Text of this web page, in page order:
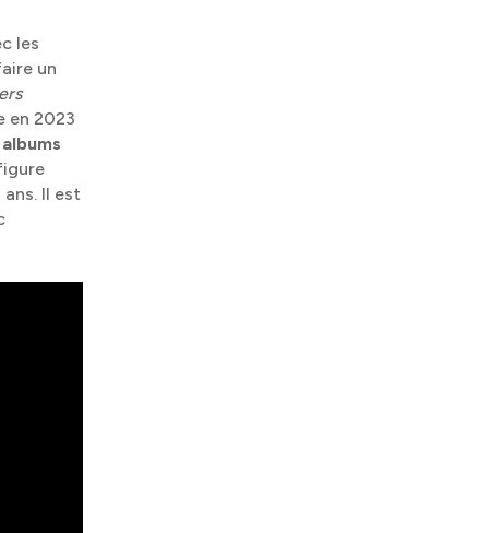
les
un
en 2023
Il est